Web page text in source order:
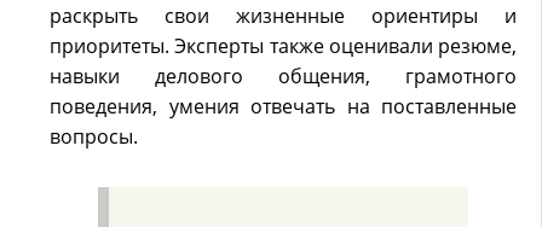
раскрыть свои жизненные ориентиры и
приоритеты. Эксперты также оценивали резюме,
навыки делового общения, грамотного
поведения, умения отвечать на поставленные
вопросы.